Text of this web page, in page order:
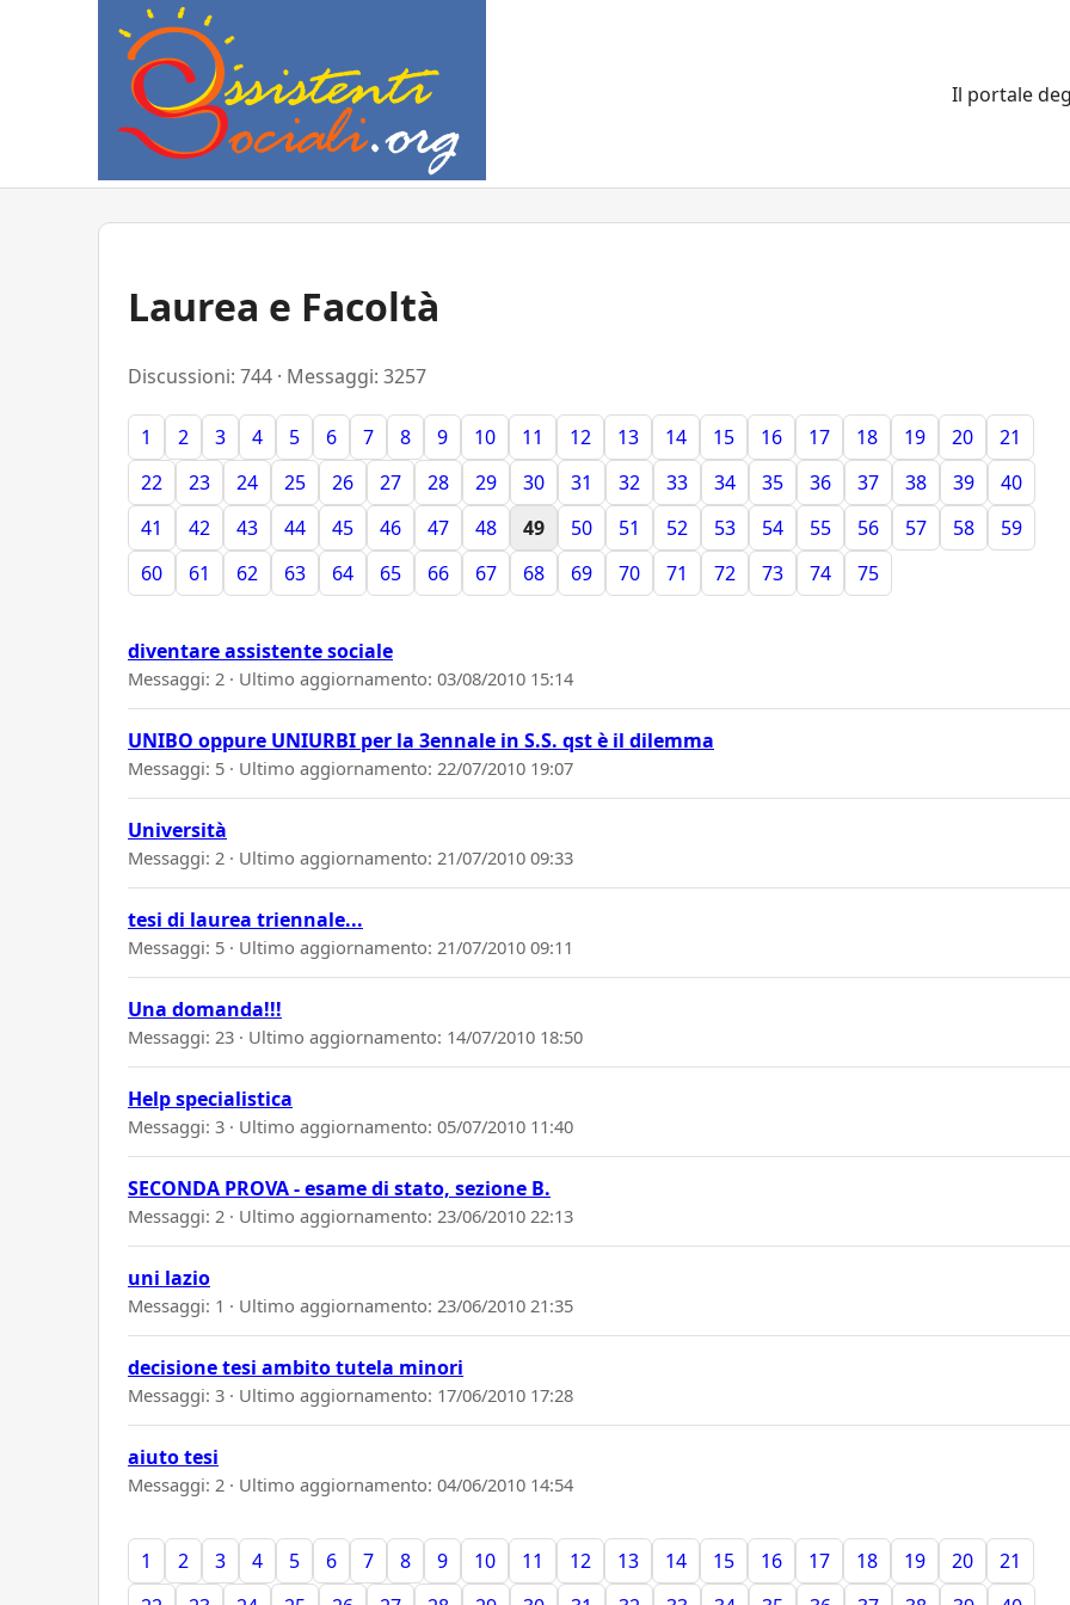
Il portale
Laurea e Facoltà
Discussioni: 744 · Messaggi: 3257
1 2 3 4 5 6 7 8 9 10 11 12 13 14 15 16 17 18 19 20
21
22
23 24 25 26 27 28 29 30 31 32 33 34 35 36 37 38 39
40
41
42 43 44 45 46 47 48 49 50 51 52 53 54 55 56 57 58
59
60
61 62 63 64 65 66 67 68 69 70 71 72 73 74 75
diventare assistente sociale
Messaggi: 2 · Ultimo aggiornamento: 03/08/2010 15:14
UNIBO oppure UNIURBI per la 3ennale in S.S. qst è il dilemma
Messaggi: 5 · Ultimo aggiornamento: 22/07/2010 19:07
Università
Messaggi: 2 · Ultimo aggiornamento: 21/07/2010 09:33
tesi di laurea triennale...
Messaggi: 5 · Ultimo aggiornamento: 21/07/2010 09:11
Una domanda!!!
Messaggi: 23 · Ultimo aggiornamento: 14/07/2010 18:50
Help specialistica
Messaggi: 3 · Ultimo aggiornamento: 05/07/2010 11:40
SECONDA PROVA - esame di stato, sezione B.
Messaggi: 2 · Ultimo aggiornamento: 23/06/2010 22:13
uni lazio
Messaggi: 1 · Ultimo aggiornamento: 23/06/2010 21:35
decisione tesi ambito tutela minori
Messaggi: 3 · Ultimo aggiornamento: 17/06/2010 17:28
aiuto tesi
Messaggi: 2 · Ultimo aggiornamento: 04/06/2010 14:54
1 2 3 4 5 6 7 8 9 10 11 12 13 14 15 16 17 18 19 20
21